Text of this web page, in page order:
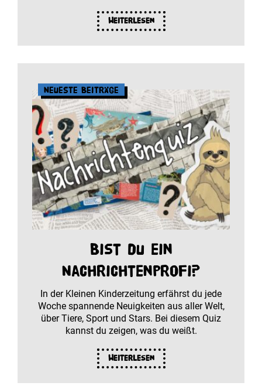
Weiterlesen
Neueste Beiträge
Bist du ein
Nachrichtenprofi?
In der Kleinen Kinderzeitung erfährst du jede
Woche spannende Neuigkeiten aus aller Welt,
über Tiere, Sport und Stars. Bei diesem Quiz
kannst du zeigen, was du weißt.
Weiterlesen